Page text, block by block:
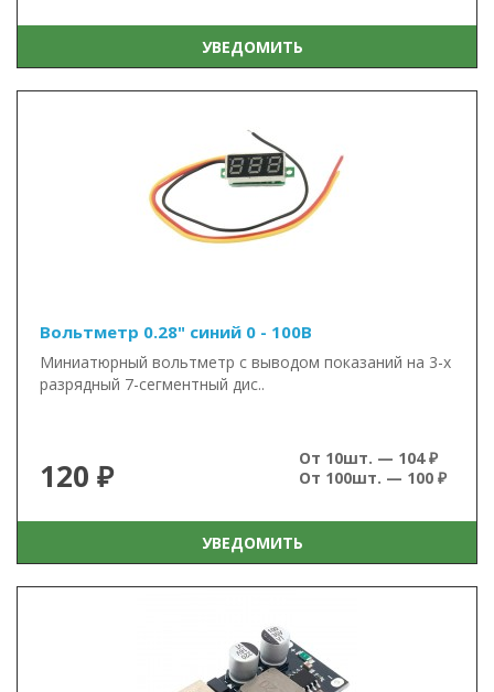
УВЕДОМИТЬ
Вольтметр 0.28" синий 0 - 100В
Миниатюрный вольтметр с выводом показаний на 3-х
разрядный 7-сегментный дис..
120 ₽
От 10шт. — 104 ₽
От 100шт. — 100 ₽
УВЕДОМИТЬ